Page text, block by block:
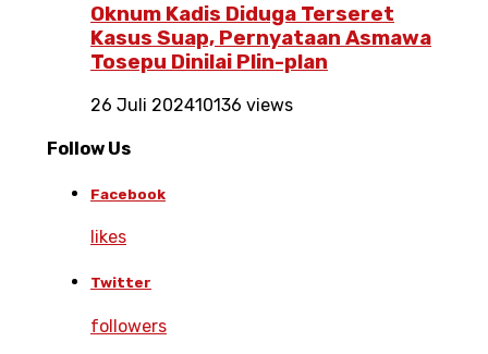
Oknum Kadis Diduga Terseret
Kasus Suap, Pernyataan Asmawa
Tosepu Dinilai Plin-plan
26 Juli 202410136 views
Follow Us
Facebook
likes
Twitter
followers